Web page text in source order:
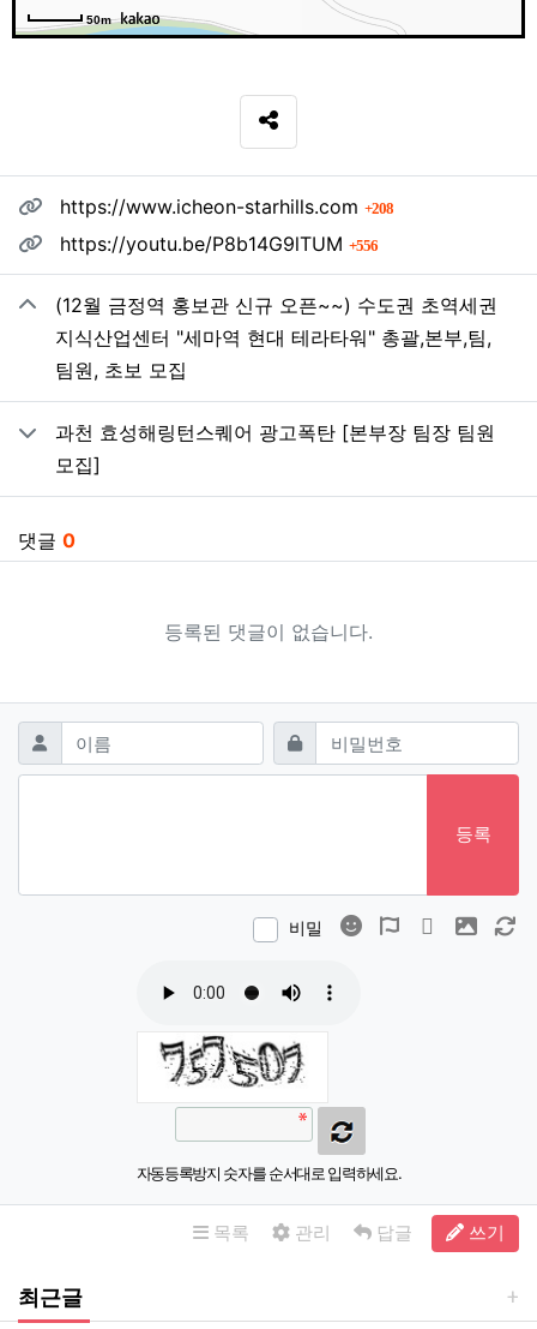
50m
SNS 공유
관련자료https://www.icheon-starhills.com 208회 연결
https://youtu.be/P8b14G9lTUM
556회 연결
(12월 금정역 홍보관 신규 오픈~~) 수도권 초역세권
지식산업센터 "세마역 현대 테라타워" 총괄,본부,팀,
팀원, 초보 모집
과천 효성해링턴스퀘어 광고폭탄 [본부장 팀장 팀원
모집]
댓글 0
등록된 댓글이 없습니다.
댓글쓰기
이름 필수 비밀번호필수
등록
비밀 이모티콘폰트어썸
동영상 이미지
자동등록방지 숫자를 순서대로 입력하세요.
목록 관리 답글 쓰기
최근글